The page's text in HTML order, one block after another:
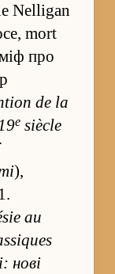
Nelligan
mort
про
de la
esiècle
),
au
нові